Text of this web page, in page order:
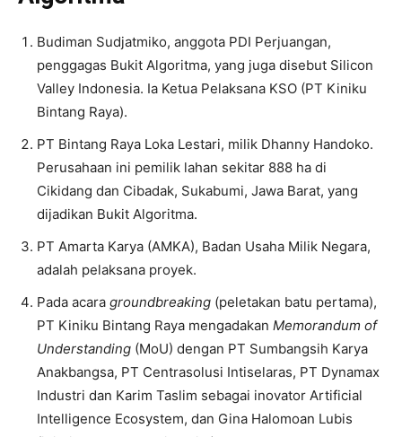
Budiman Sudjatmiko, anggota PDI Perjuangan,
penggagas Bukit Algoritma, yang juga disebut Silicon
Valley Indonesia. Ia Ketua Pelaksana KSO (PT Kiniku
Bintang Raya).
PT Bintang Raya Loka Lestari, milik Dhanny Handoko.
Perusahaan ini pemilik lahan sekitar 888 ha di
Cikidang dan Cibadak, Sukabumi, Jawa Barat, yang
dijadikan Bukit Algoritma.
PT Amarta Karya (AMKA), Badan Usaha Milik Negara,
adalah pelaksana proyek.
Pada acara groundbreaking (peletakan batu pertama),
PT Kiniku Bintang Raya mengadakan Memorandum of
Understanding (MoU) dengan PT Sumbangsih Karya
Anakbangsa, PT Centrasolusi Intiselaras, PT Dynamax
Industri dan Karim Taslim sebagai inovator Artificial
Intelligence Ecosystem, dan Gina Halomoan Lubis